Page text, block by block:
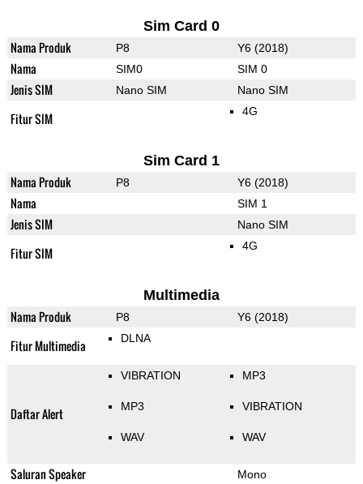
Sim Card 0
Nama Produk P8 Y6 (2018)
Nama SIM0 SIM 0
Jenis SIM Nano SIM Nano SIM
Fitur SIM 4G
Sim Card 1
Nama Produk P8 Y6 (2018)
Nama SIM 1
Jenis SIM Nano SIM
Fitur SIM 4G
Multimedia
Nama Produk P8 Y6 (2018)
Fitur Multimedia DLNA
Daftar Alert
VIBRATION
MP3
WAV
MP3
VIBRATION
WAV
Saluran Speaker Mono